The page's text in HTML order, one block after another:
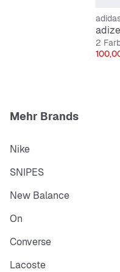
bestelle ihn eine halbe
2
Preis
Mehr Brands
Nike
SNIPES
New Balance
On
Converse
Lacoste